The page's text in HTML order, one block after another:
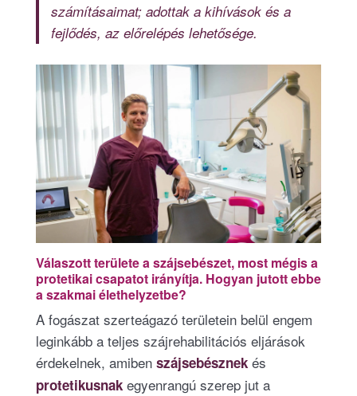
számításaimat; adottak a kihívások és a
fejlődés, az előrelépés lehetősége.
Válaszott területe a szájsebészet, most mégis a
protetikai csapatot irányítja. Hogyan jutott ebbe
a szakmai élethelyzetbe?
A fogászat szerteágazó területein belül engem
leginkább a teljes szájrehabilitációs eljárások
érdekelnek, amiben szájsebésznek és
protetikusnak egyenrangú szerep jut a